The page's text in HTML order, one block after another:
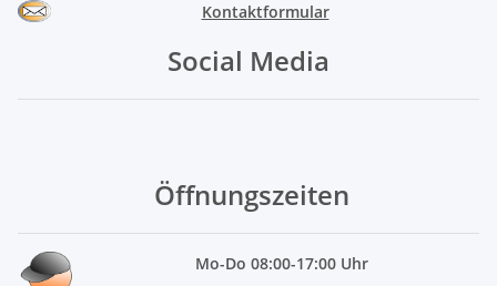
Kontaktformular
Social Media
Öffnungszeiten
Mo-Do 08:00-17:00 Uhr